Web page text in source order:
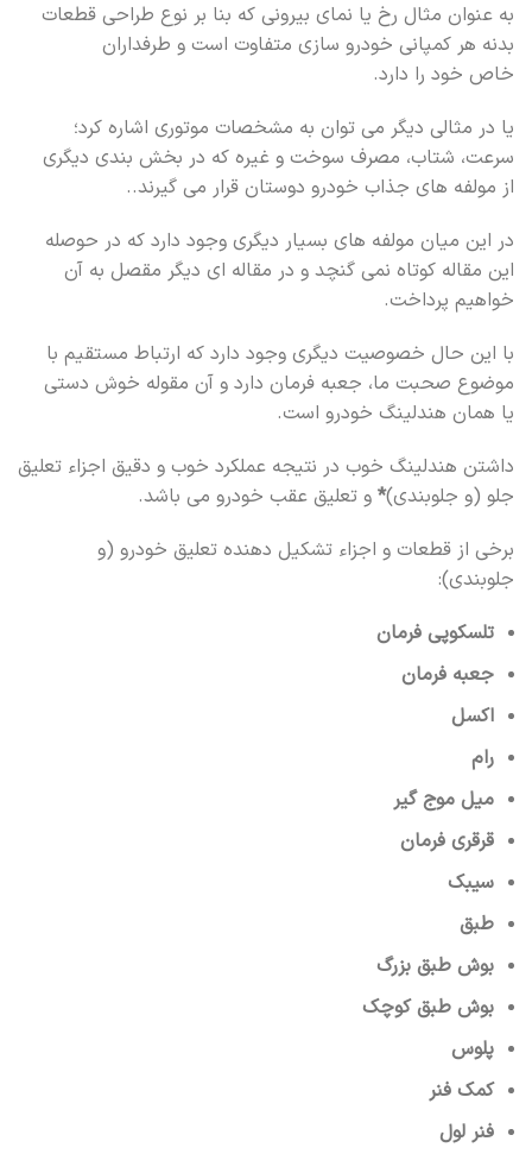
به عنوان مثال رخ یا نمای بیرونی که بنا بر نوع طراحی قطعات
بدنه هر کمپانی خودرو سازی متفاوت است و طرفداران
خاص خود را دارد.
یا در مثالی دیگر می توان به مشخصات موتوری اشاره کرد؛
سرعت، شتاب، مصرف سوخت و غیره که در بخش بندی دیگری
از مولفه های جذاب خودرو دوستان قرار می گیرند..
در این میان مولفه های بسیار دیگری وجود دارد که در حوصله
این مقاله کوتاه نمی گنچد و در مقاله ای دیگر مقصل به آن
خواهیم پرداخت.
با این حال خصوصیت دیگری وجود دارد که ارتباط مستقیم با
موضوع صحبت ما، جعبه فرمان دارد و آن مقوله خوش دستی
یا همان هندلینگ خودرو است.
داشتن هندلینگ خوب در نتیجه عملکرد خوب و دقیق اجزاء تعلیق
جلو (و جلوبندی)* و تعلیق عقب خودرو می باشد.
برخی از قطعات و اجزاء تشکیل دهنده تعلیق خودرو (و
جلوبندی):
تلسکوپی فرمان
جعبه فرمان
اکسل
رام
میل موج گیر
قرقری فرمان
سیبک
طبق
بوش طبق بزرگ
بوش طبق کوچک
پلوس
کمک فنر
فنر لول